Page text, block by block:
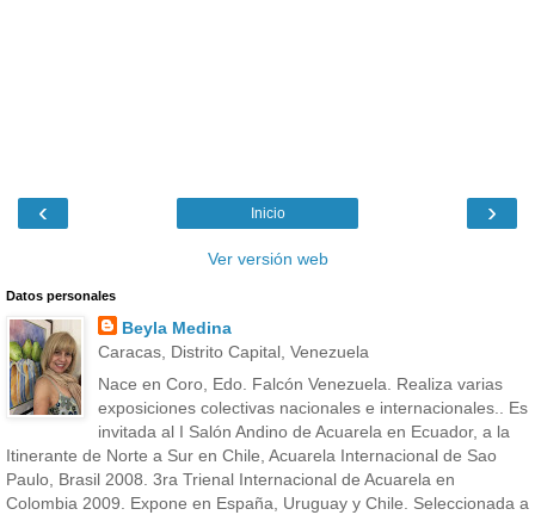
‹ ›
Inicio
Ver versión web
Datos personales
Beyla Medina
Caracas, Distrito Capital, Venezuela
Nace en Coro, Edo. Falcón Venezuela. Realiza varias
exposiciones colectivas nacionales e internacionales.. Es
invitada al I Salón Andino de Acuarela en Ecuador, a la
Itinerante de Norte a Sur en Chile, Acuarela Internacional de Sao
Paulo, Brasil 2008. 3ra Trienal Internacional de Acuarela en
Colombia 2009. Expone en España, Uruguay y Chile. Seleccionada a